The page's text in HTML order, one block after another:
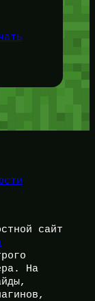
сайт
На